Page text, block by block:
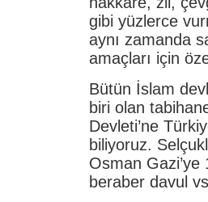
gibi yüzlerce
aynı zamanda
amaçları için
Bütün İslam
biri olan
Devleti’ne
biliyoruz.
Osman Gazi’ye
beraber davul